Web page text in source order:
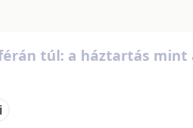
túl: a háztartás